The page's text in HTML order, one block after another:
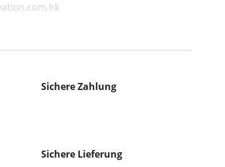
Sichere Zahlung
Sichere Lieferung